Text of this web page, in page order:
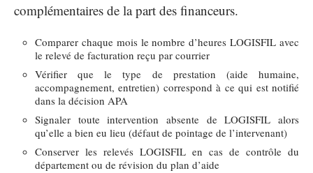
complémentaires de la part des financeurs.
Comparer chaque mois le nombre d’heures LOGISFIL avec
le relevé de facturation reçu par courrier
Vérifier que le type de prestation (aide humaine,
accompagnement, entretien) correspond à ce qui est notifié
dans la décision APA
Signaler toute intervention absente de LOGISFIL alors
qu’elle a bien eu lieu (défaut de pointage de l’intervenant)
Conserver les relevés LOGISFIL en cas de contrôle du
département ou de révision du plan d’aide